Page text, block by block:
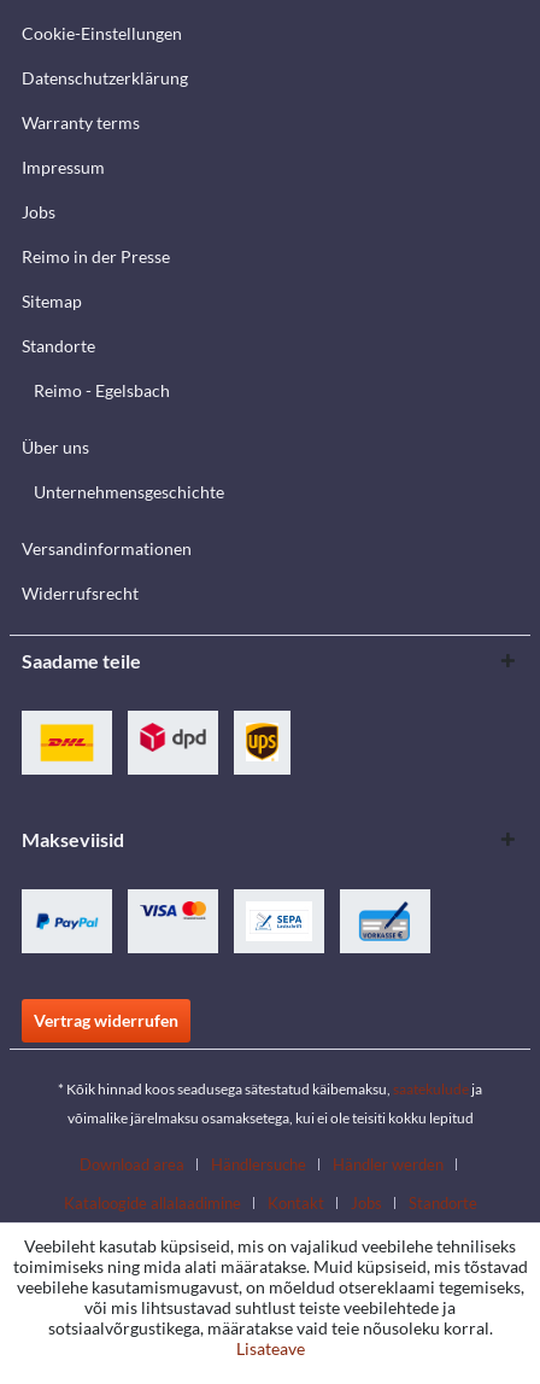
Cookie-Einstellungen
Datenschutzerklärung
Warranty terms
Impressum
Jobs
Reimo in der Presse
Sitemap
Standorte
Reimo - Egelsbach
Über uns
Unternehmensgeschichte
Versandinformationen
Widerrufsrecht
Saadame teile
Makseviisid
Vertrag widerrufen
* Kõik hinnad koos seadusega sätestatud käibemaksu, saatekulude ja
võimalike järelmaksu osamaksetega, kui ei ole teisiti kokku lepitud
Download area Händlersuche
Händler werden
Kataloogide allalaadimine
Kontakt Jobs Standorte
Veebileht kasutab küpsiseid, mis on vajalikud veebilehe tehniliseks
toimimiseks ning mida alati määratakse. Muid küpsiseid, mis tõstavad
veebilehe kasutamismugavust, on mõeldud otsereklaami tegemiseks,
või mis lihtsustavad suhtlust teiste veebilehtede ja
sotsiaalvõrgustikega, määratakse vaid teie nõusoleku korral.
Lisateave